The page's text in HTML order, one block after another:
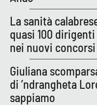
Buona Sanità
LACALABRIAVISIONE
Destinazioni
Eventi
La sanità
quasi 100
nei nuovi concorsi
Giuliana
di ’ndrangheta
sappiamo